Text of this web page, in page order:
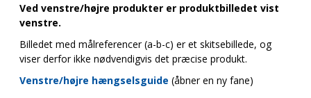
Ved venstre/højre produkter er produktbilledet vist
venstre.
Billedet med målreferencer (a-b-c) er et skitsebillede, og
viser derfor ikke nødvendigvis det præcise produkt.
Venstre/højre hængselsguide (åbner en ny fane)